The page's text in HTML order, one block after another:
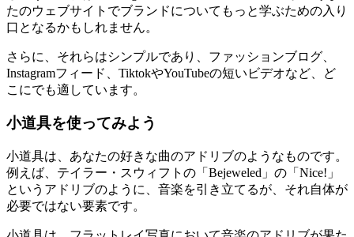
たのウェブサイトでブランドについてもっと学ぶための入り
口となるかもしれません。
さらに、それらはシンプルであり、ファッションブログ、
Instagramフィード、TiktokやYouTubeの短いビデオなど、ど
こにでも適しています。
小道具を使ってみよう
小道具は、あなたの好きな曲のアドリブのようなものです。
例えば、テイラー・スウィフトの「Bejeweled」の「Nice!」
というアドリブのように、音楽を引き立てるが、それ自体が
必要ではない要素です。